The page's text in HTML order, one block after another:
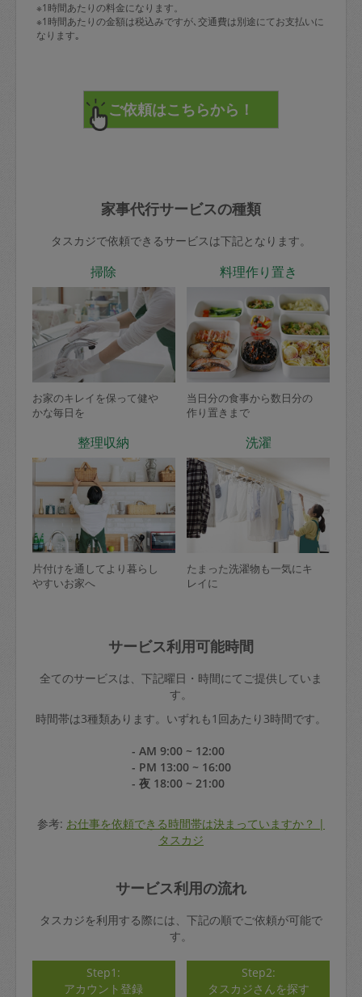
※1時間あたりの料金になります。
※1時間あたりの金額は税込みですが､交通費は別途にてお支払いに
なります｡
家事代行サービスの種類
タスカジで依頼できるサービスは下記となります。
掃除
お家のキレイを保って健や
かな毎日を
料理作り置き
当日分の食事から数日分の
作り置きまで
整理収納
片付けを通してより暮らし
やすいお家へ
洗濯
たまった洗濯物も一気にキ
レイに
サービス利用可能時間
全てのサービスは、下記曜日・時間にてご提供していま
す。
時間帯は3種類あります。いずれも1回あたり3時間です。
- AM 9:00 ~ 12:00
- PM 13:00 ~ 16:00
- 夜 18:00 ~ 21:00
参考: お仕事を依頼できる時間帯は決まっていますか？ |
タスカジ
サービス利用の流れ
タスカジを利用する際には、下記の順でご依頼が可能で
す。
Step1:
アカウント登録
Step2:
タスカジさんを探す